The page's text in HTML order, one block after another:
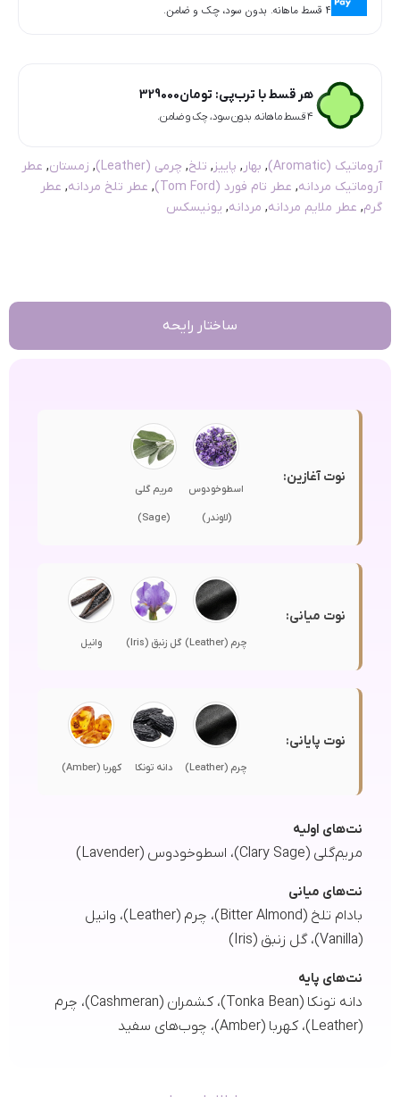
۴ قسط ماهانه. بدون سود، چک و ضامن.
هر قسط با ترب‌پی: تومان329000
۴ قسط ماهانه. بدون سود، چک و ضامن.
آروماتیک (Aromatic) , بهار , پاییز, تلخ, چرمی (Leather) , زمستان, عطر
آروماتیک مردانه, عطر تام فورد (Tom Ford) , عطر تلخ مردانه, عطر
گرم, عطر ملایم مردانه, مردانه, یونیسکس
ساختار رایحه
نوت آغازین:
اسطوخودوس
(لاوندر)
مریم گلی
(Sage)
نوت میانی:
چرم (Leather) گل زنبق (Iris) وانیل
نوت پایانی:
چرم (Leather) دانه تونکا کهربا (Amber)
نت‌های اولیه
مریم‌گلی (Clary Sage)، اسطوخودوس (Lavender)
نت‌های میانی
بادام تلخ (Bitter Almond)، چرم (Leather)، وانیل
(Vanilla)، گل زنبق (Iris)
نت‌های پایه
دانه تونکا (Tonka Bean)، کشمران (Cashmeran)، چرم
(Leather)، کهربا (Amber)، چوب‌های سفید